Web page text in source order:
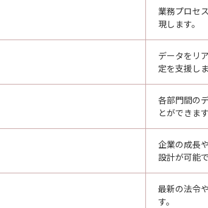
業務プロセ
現します。
データをリ
定を支援しま
各部門間の
とができます
企業の成長
設計が可能で
最新の法令
す。